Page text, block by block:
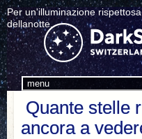
Per un'illuminazione
dellanotte.
menu
Quante stelle
ancora a